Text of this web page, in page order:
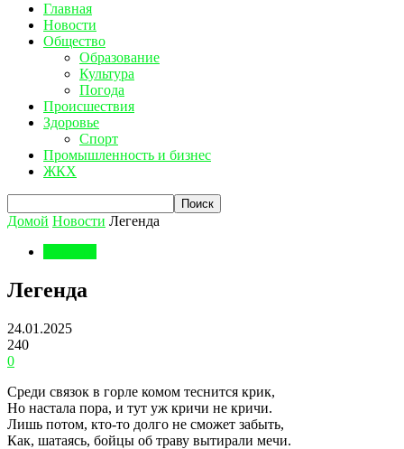
Главная
Новости
Общество
Образование
Культура
Погода
Происшествия
Здоровье
Спорт
Промышленность и бизнес
ЖКХ
Домой Новости Легенда
Легенда
24.01.2025
240
0
Среди связок в горле комом теснится крик,
Но настала пора, и тут уж кричи не кричи.
Лишь потом, кто-то долго не сможет забыть,
Как, шатаясь, бойцы об траву вытирали мечи.